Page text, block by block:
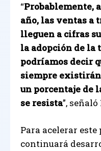
“Probablemente,
año, las ventas
lleguen a cifras
la adopción de la
podríamos decir
siempre
un porcentaje de
se resista”,
Para acelerar
continuará